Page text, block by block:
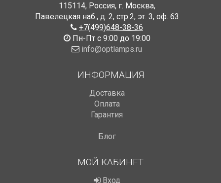
115114, Россия, г. Москва,
Павелецкая наб., д. 2, стр.2, эт. 3, оф. 63
+7(499)648-38-36
Пн-Пт с 9:00 до 19:00
info@optlamps.ru
ИНФОРМАЦИЯ
Доставка
Оплата
Гарантия
Блог
МОЙ КАБИНЕТ
Вход